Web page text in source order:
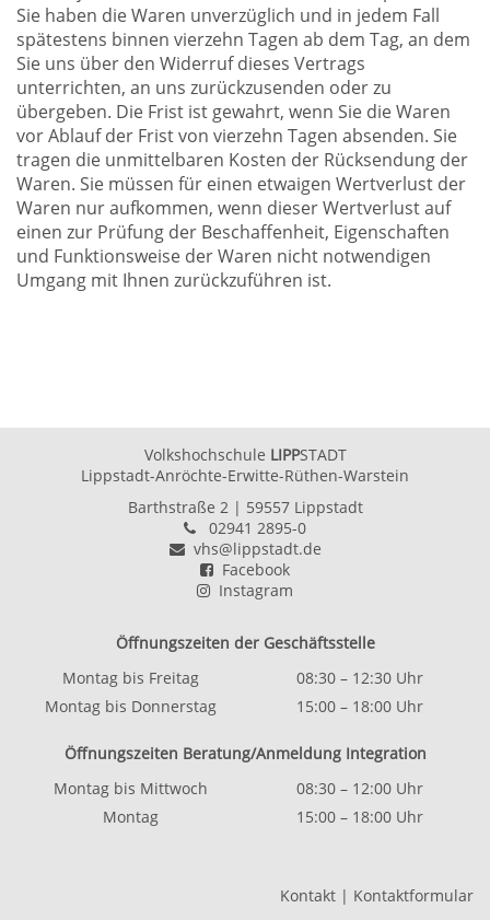
Sie haben die Waren unverzüglich und in jedem Fall
spätestens binnen vierzehn Tagen ab dem Tag, an dem
Sie uns über den Widerruf dieses Vertrags
unterrichten, an uns zurückzusenden oder zu
übergeben. Die Frist ist gewahrt, wenn Sie die Waren
vor Ablauf der Frist von vierzehn Tagen absenden. Sie
tragen die unmittelbaren Kosten der Rücksendung der
Waren. Sie müssen für einen etwaigen Wertverlust der
Waren nur aufkommen, wenn dieser Wertverlust auf
einen zur Prüfung der Beschaffenheit, Eigenschaften
und Funktionsweise der Waren nicht notwendigen
Umgang mit Ihnen zurückzuführen ist.
Volkshochschule LIPPSTADT
Lippstadt-Anröchte-Erwitte-Rüthen-Warstein
Barthstraße 2| 59557 Lippstadt
02941 2895-0
vhs@lippstadt.de
Facebook
Instagram
Öffnungszeiten der Geschäftsstelle
Montag bis Freitag
08:30 – 12:30 Uhr
Montag bis Donnerstag
15:00 – 18:00 Uhr
Öffnungszeiten Beratung/Anmeldung Integration
Montag bis Mittwoch
08:30 – 12:00 Uhr
Montag
15:00 – 18:00 Uhr
Kontakt | Kontaktformular